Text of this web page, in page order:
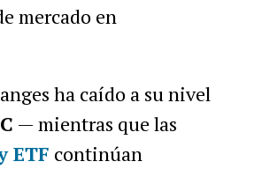
mercado en
ha caído a su nivel
— mientras que las
ETF continúan